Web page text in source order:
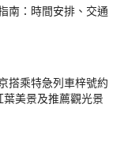
南：時間安排、交通
搭乘特急列車梓號約
美景及推薦觀光景